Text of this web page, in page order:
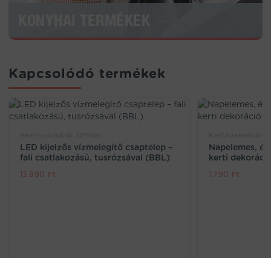
Kapcsolódó termékek
LED kijelzős vízmelegítő csaptelep –
fali csatlakozású, tusrózsával (BBL)
13.890 Ft
Napelemes,
kerti
1.790 Ft